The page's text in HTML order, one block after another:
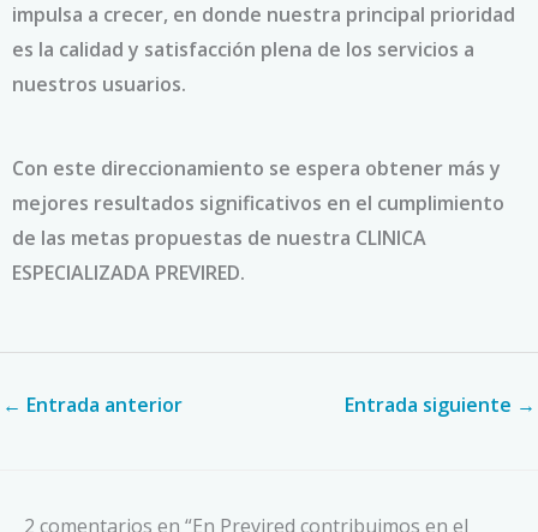
impulsa a crecer, en donde nuestra principal prioridad
es la calidad y satisfacción plena de los servicios a
nuestros usuarios.
Con este direccionamiento se espera obtener más y
mejores resultados significativos en el cumplimiento
de las metas propuestas de nuestra CLINICA
ESPECIALIZADA PREVIRED.
← Entrada anterior Entrada siguiente →
2 comentarios en “En Previred contribuimos en el